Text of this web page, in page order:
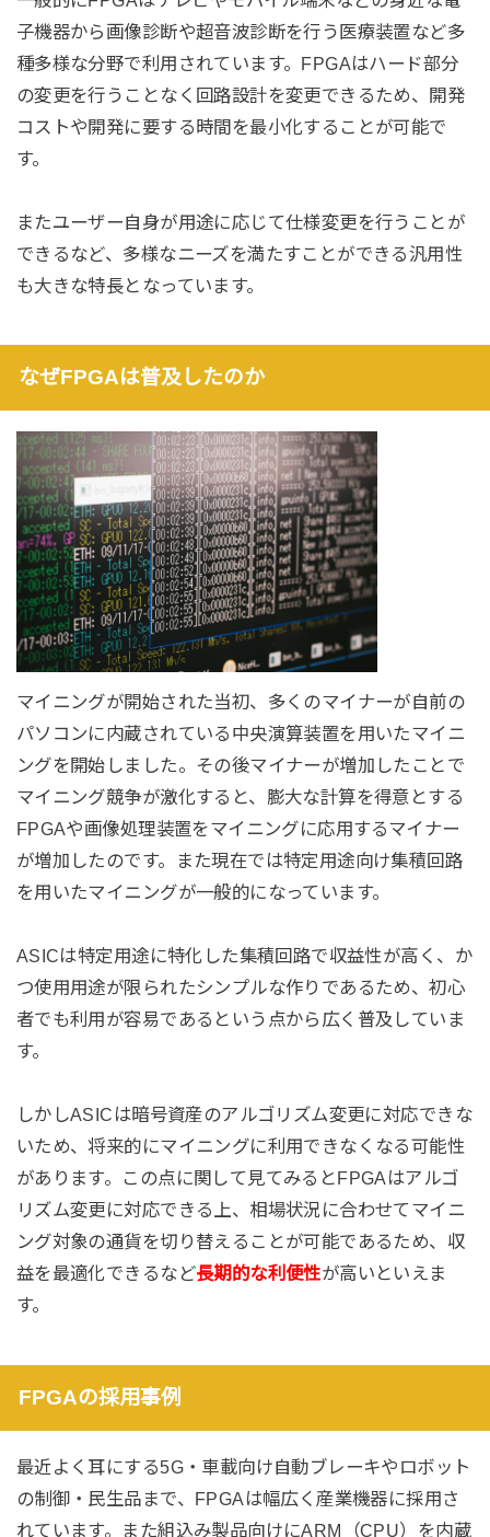
子機器から画像診断や超音波診断を行う医療装置など多
種多様な分野で利用されています。FPGAはハード部分
の変更を行うことなく回路設計を変更できるため、開発
コストや開発に要する時間を最小化することが可能で
す。
またユーザー自身が用途に応じて仕様変更を行うことが
できるなど、多様なニーズを満たすことができる汎用性
も大きな特長となっています。
なぜFPGAは普及したのか
マイニングが開始された当初、多くのマイナーが自前の
パソコンに内蔵されている中央演算装置を用いたマイニ
ングを開始しました。その後マイナーが増加したことで
マイニング競争が激化すると、膨大な計算を得意とする
FPGAや画像処理装置をマイニングに応用するマイナー
が増加したのです。また現在では特定用途向け集積回路
を用いたマイニングが一般的になっています。
ASICは特定用途に特化した集積回路で収益性が高く、か
つ使用用途が限られたシンプルな作りであるため、初心
者でも利用が容易であるという点から広く普及していま
す。
しかしASICは暗号資産のアルゴリズム変更に対応できな
いため、将来的にマイニングに利用できなくなる可能性
があります。この点に関して見てみるとFPGAはアルゴ
リズム変更に対応できる上、相場状況に合わせてマイニ
ング対象の通貨を切り替えることが可能であるため、収
益を最適化できるなど長期的な利便性が高いといえま
す。
FPGAの採用事例
最近よく耳にする5G・車載向け自動ブレーキやロボット
の制御・民生品まで、FPGAは幅広く産業機器に採用さ
れています。また組込み製品向けにARM（CPU）を内蔵